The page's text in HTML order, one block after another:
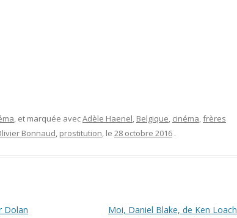
, et marquée avecAdèle Haenel, Belgique, cinéma,frères
Bonnaud, prostitution, le 28 octobre 2016 .
Dolan Moi, Daniel Blake, de Ken Loach